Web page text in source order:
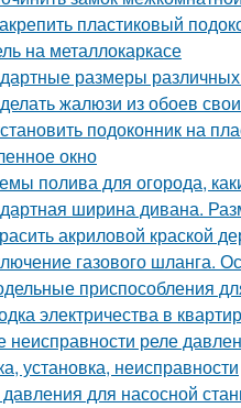
пластиковый
на металлокаркасе
размеры
жалюзи из обоев
подоконник на
окно
полива для огорода,
ширина дивана.
акриловой краской
газового шланга.
приспособления
электричества в
неисправности реле
установка, неисправности
для насосной